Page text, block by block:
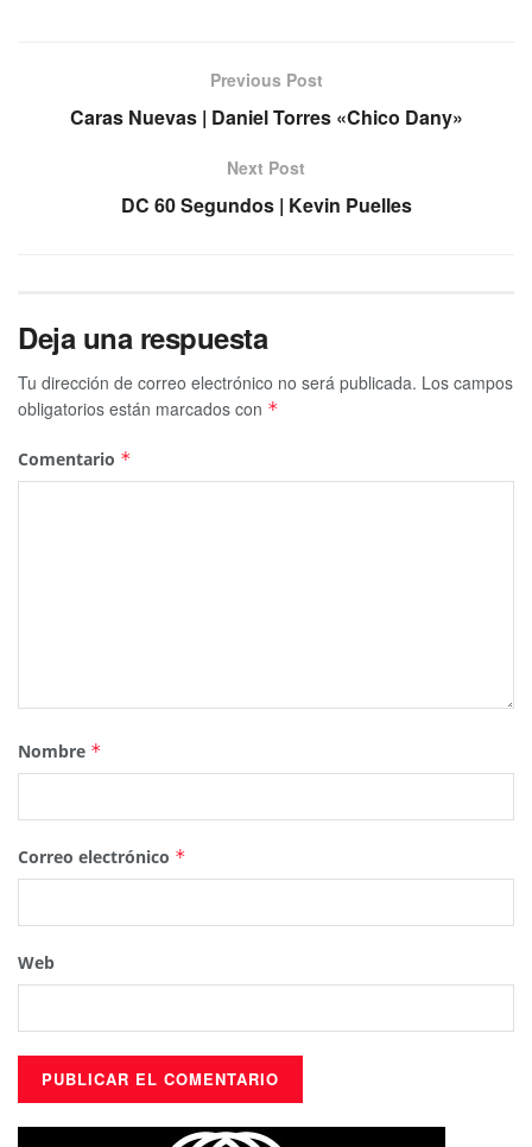
Previous Post
Caras Nuevas | Daniel Torres «Chico Dany»
Next Post
DC 60 Segundos | Kevin Puelles
Deja una respuesta
Tu dirección de correo electrónico no será publicada. Los campos
obligatorios están marcados con *
Comentario *
Nombre *
Correo electrónico *
Web